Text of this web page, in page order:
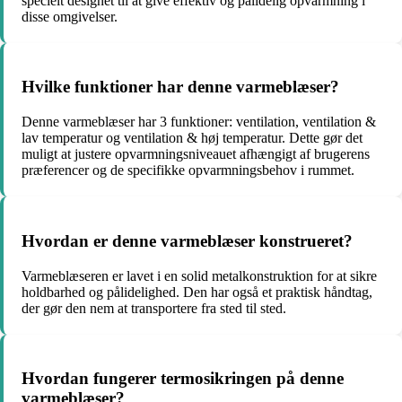
disse omgivelser.
Hvilke funktioner har denne varmeblæser?
Denne varmeblæser har 3 funktioner: ventilation, ventilation &
lav temperatur og ventilation & høj temperatur. Dette gør det
muligt at justere opvarmningsniveauet afhængigt af brugerens
præferencer og de specifikke opvarmningsbehov i rummet.
Hvordan er denne varmeblæser konstrueret?
Varmeblæseren er lavet i en solid metalkonstruktion for at sikre
holdbarhed og pålidelighed. Den har også et praktisk håndtag,
der gør den nem at transportere fra sted til sted.
Hvordan fungerer termosikringen på denne